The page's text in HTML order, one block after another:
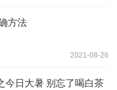
方法
2021-08-26
今日大暑 别忘了喝白茶